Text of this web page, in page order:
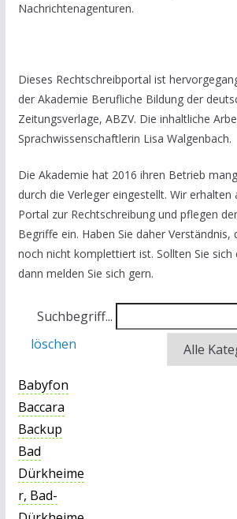
Nachrichtenagenturen.
Dieses Rechtschreibportal ist
der Akademie Berufliche Bildung der
Zeitungsverlage, ABZV. Die inhaltliche
Sprachwissenschaftlerin Lisa Walgenbach.
Die Akademie hat 2016 ihren Betrieb
durch die Verleger eingestellt. Wir erhalten
Portal zur Rechtschreibung und pflegen
Begriffe ein. Haben Sie daher Verständnis,
noch nicht komplettiert ist. Sollten Sie sich
dann melden Sie sich gern.
Suchbegriff...
löschen
Babyfon
Baccara
Backup
Bad
Dürkheime
r, Bad-